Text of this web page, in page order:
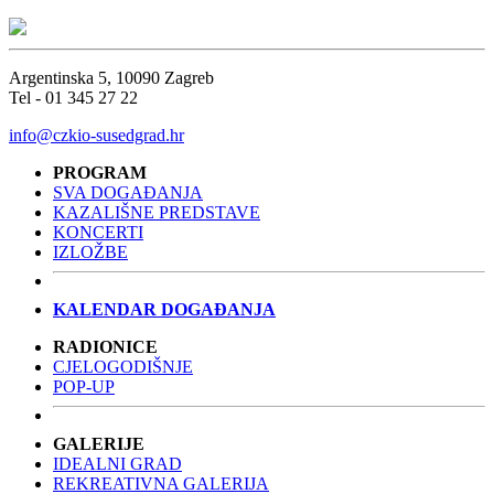
Argentinska 5, 10090 Zagreb
Tel - 01 345 27 22
info@czkio-susedgrad.hr
PROGRAM
SVA DOGAĐANJA
KAZALIŠNE PREDSTAVE
KONCERTI
IZLOŽBE
KALENDAR DOGAĐANJA
RADIONICE
CJELOGODIŠNJE
POP-UP
GALERIJE
IDEALNI GRAD
REKREATIVNA GALERIJA